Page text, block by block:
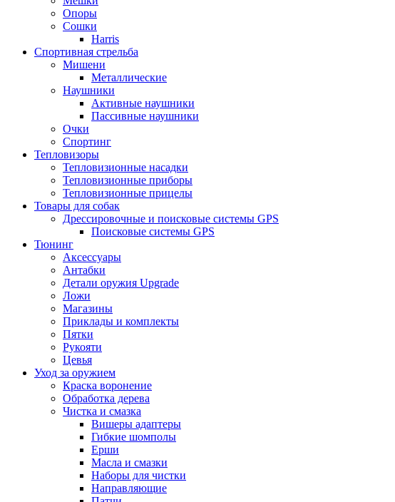
Опоры
Сошки
Harris
Спортивная стрельба
Мишени
Металлические
Наушники
Активные наушники
Пассивные наушники
Очки
Спортинг
Тепловизоры
Тепловизионные насадки
Тепловизионные приборы
Тепловизионные прицелы
Товары для собак
Дрессировочные и поисковые системы GPS
Поисковые системы GPS
Тюнинг
Аксессуары
Антабки
Детали оружия Upgrade
Ложи
Магазины
Приклады и комплекты
Пятки
Рукояти
Цевья
Уход за оружием
Краска воронение
Обработка дерева
Чистка и смазка
Вишеры адаптеры
Гибкие шомполы
Ерши
Масла и смазки
Наборы для чистки
Направляющие